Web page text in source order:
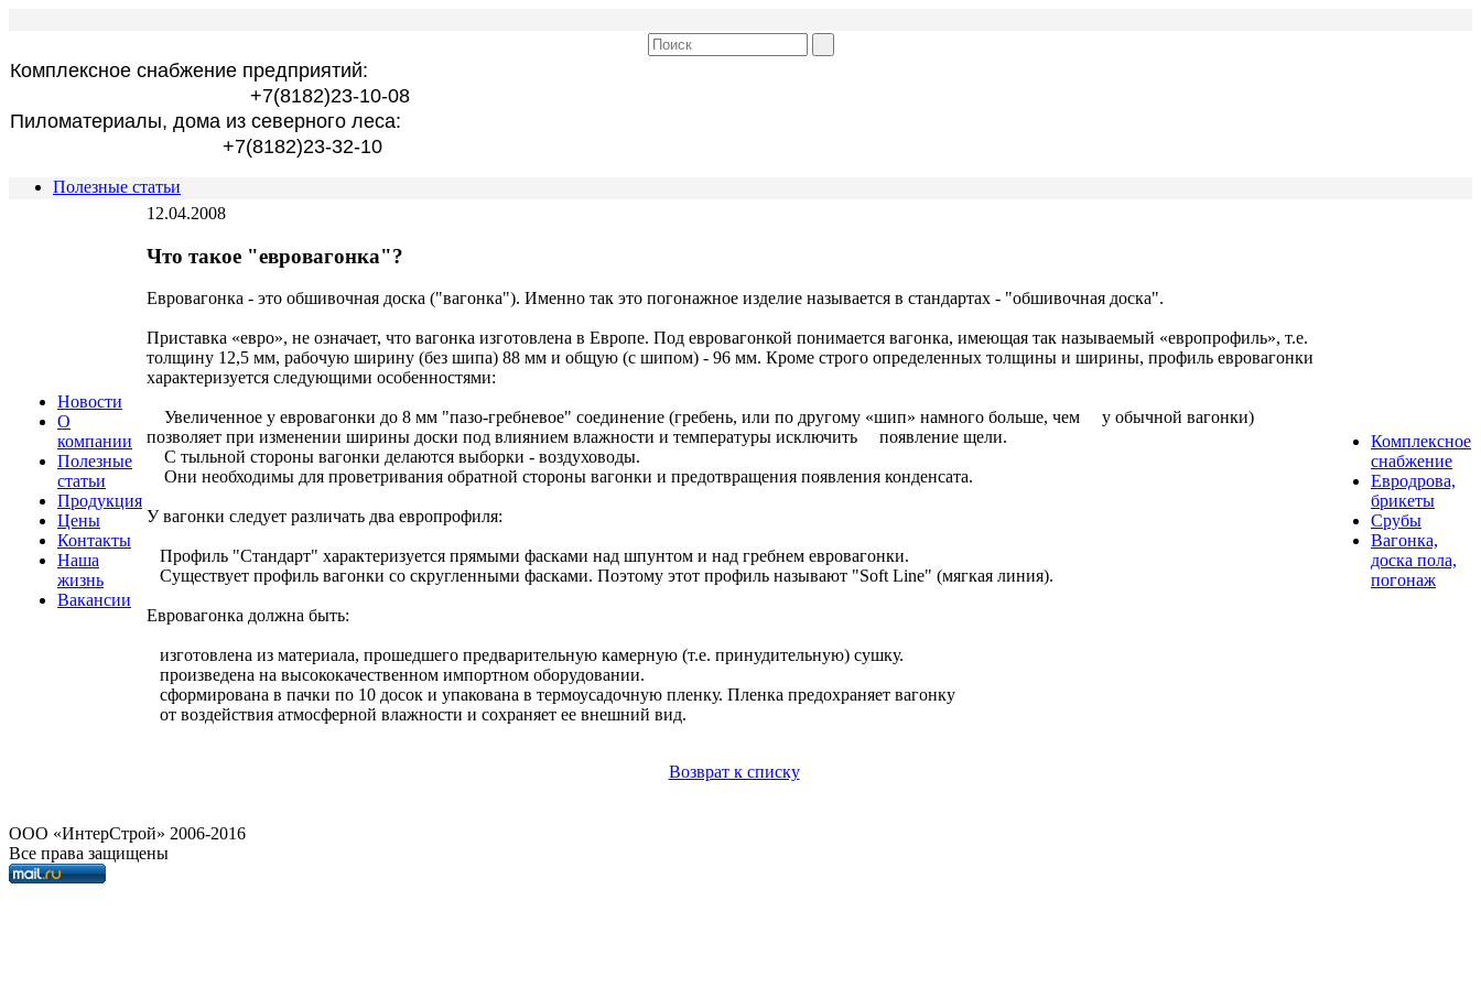
Комплексное снабжение предприятий:
+7(8182)23-10-08
Пиломатериалы, дома из северного леса:
+7(8182)23-32-10
Полезные статьи
Новости
О
компании
Полезные
статьи
Продукция
Цены
Контакты
Наша
жизнь
Вакансии
12.04.2008
Что такое "евровагонка"?
Евровагонка - это обшивочная доска ("вагонка"). Именно так это погонажное изделие называется в стандартах - "обшивочная доска".
Приставка «евро», не означает, что вагонка изготовлена в Европе. Под евровагонкой понимается вагонка, имеющая так называемый «европрофиль», т.е.
толщину 12,5 мм, рабочую ширину (без шипа) 88 мм и общую (с шипом) - 96 мм. Кроме строго определенных толщины и ширины, профиль евровагонки
характеризуется следующими особенностями:
Увеличенное у евровагонки до 8 мм "пазо-гребневое" соединение (гребень, или по другому «шип» намного больше, чем у обычной вагонки)
позволяет при изменении ширины доски под влиянием влажности и температуры исключить появление щели.
С тыльной стороны вагонки делаются выборки - воздуховоды.
Они необходимы для проветривания обратной стороны вагонки и предотвращения появления конденсата.
У вагонки следует различать два европрофиля:
Профиль "Стандарт" характеризуется прямыми фасками над шпунтом и над гребнем евровагонки.
Существует профиль вагонки со скругленными фасками. Поэтому этот профиль называют "Soft Line" (мягкая линия).
Евровагонка должна быть:
изготовлена из материала, прошедшего предварительную камерную (т.е. принудительную) сушку.
произведена на высококачественном импортном оборудовании.
сформирована в пачки по 10 досок и упакована в термоусадочную пленку. Пленка предохраняет вагонку
от воздействия атмосферной влажности и сохраняет ее внешний вид.
Возврат к списку
Комплексное
снабжение
Евродрова,
брикеты
Срубы
Вагонка,
доска пола,
погонаж
OOO «ИнтерСтрой» 2006-2016
Все права защищены